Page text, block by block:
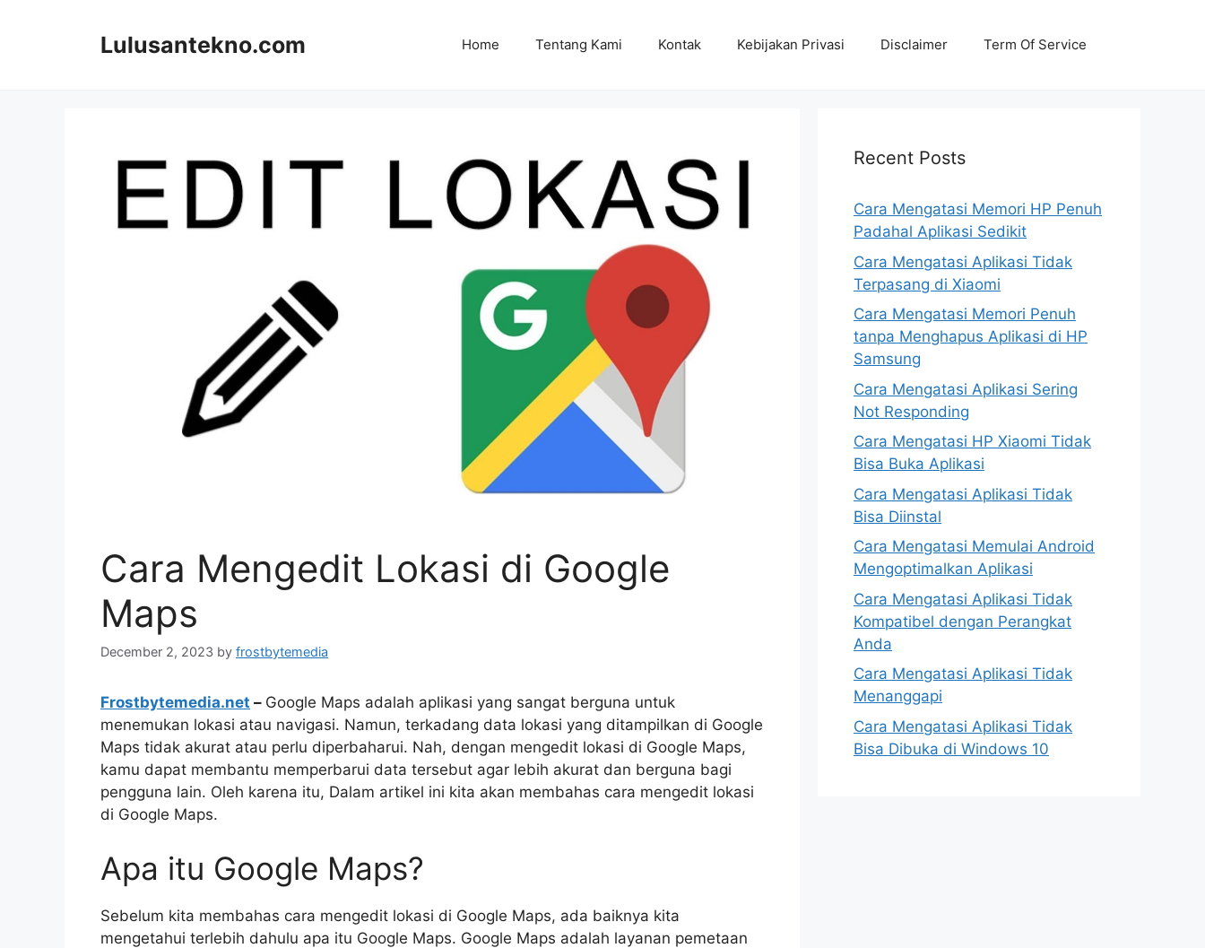
Lulusantekno.com Home Tentang Kami Kontak Kebijakan Privasi Disclaimer Term Of Service
Cara Mengedit Lokasi di Google
Maps
December 2, 2023 by frostbytemedia
Frostbytemedia.net – Google Maps adalah aplikasi yang sangat berguna untuk
menemukan lokasi atau navigasi. Namun, terkadang data lokasi yang ditampilkan di Google
Maps tidak akurat atau perlu diperbaharui. Nah, dengan mengedit lokasi di Google Maps,
kamu dapat membantu memperbarui data tersebut agar lebih akurat dan berguna bagi
pengguna lain. Oleh karena itu, Dalam artikel ini kita akan membahas cara mengedit lokasi
di Google Maps.
Apa itu Google Maps?
Sebelum kita membahas cara mengedit lokasi di Google Maps, ada baiknya kita
mengetahui terlebih dahulu apa itu Google Maps. Google Maps adalah layanan pemetaan
Recent Posts
Cara Mengatasi Memori HP Penuh
Padahal Aplikasi Sedikit
Cara Mengatasi Aplikasi Tidak
Terpasang di Xiaomi
Cara Mengatasi Memori Penuh
tanpa Menghapus Aplikasi di HP
Samsung
Cara Mengatasi Aplikasi Sering
Not Responding
Cara Mengatasi HP Xiaomi Tidak
Bisa Buka Aplikasi
Cara Mengatasi Aplikasi Tidak
Bisa Diinstal
Cara Mengatasi Memulai Android
Mengoptimalkan Aplikasi
Cara Mengatasi Aplikasi Tidak
Kompatibel dengan Perangkat
Anda
Cara Mengatasi Aplikasi Tidak
Menanggapi
Cara Mengatasi Aplikasi Tidak
Bisa Dibuka di Windows 10